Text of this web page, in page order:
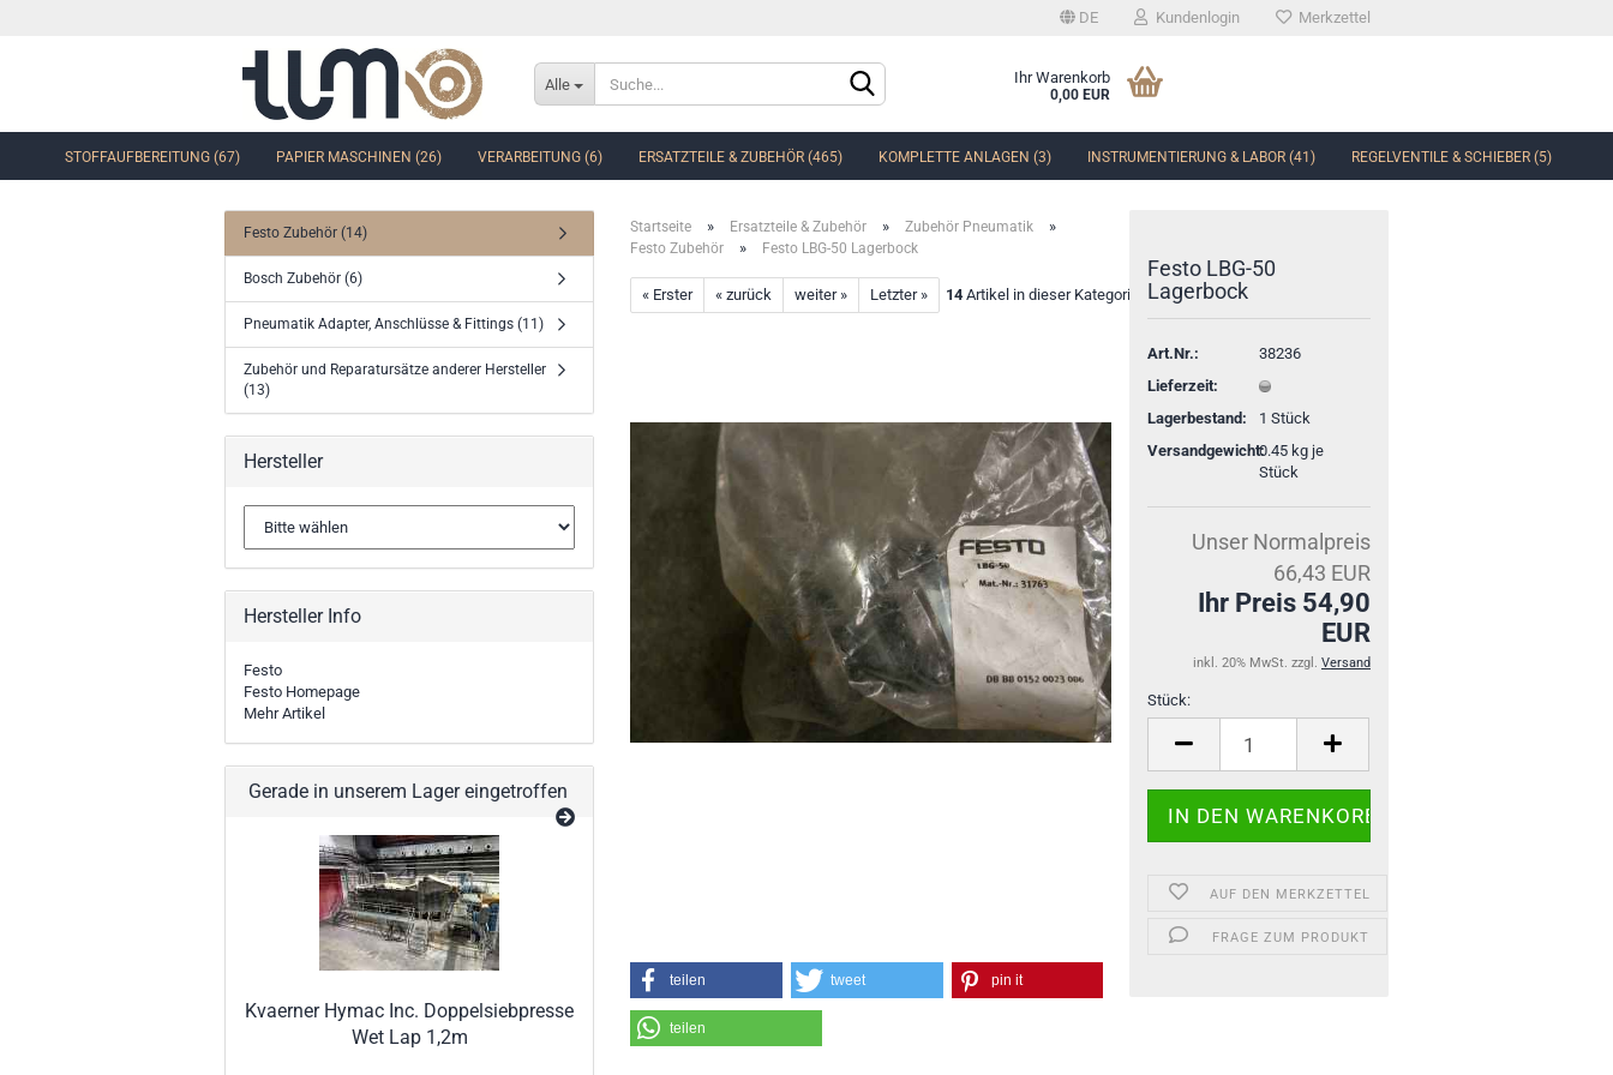
DE
Sprache auswählen
Lieferland
Kundenlogin Merkzettel
Alle Ihr Warenkorb
0,00 EUR
STOFFAUFBEREITUNG (67) PAPIER MASCHINEN (26) VERARBEITUNG (6) ERSATZTEILE & ZUBEHÖR (465) KOMPLETTE ANLAGEN (3) INSTRUMENTIERUNG & LABOR (41) REGELVENTILE & SCHIEBER (5)
Startseite » Ersatzteile & Zubehör » Zubehör Pneumatik »
Festo Zubehör » Festo LBG-50 Lagerbock
« Erster « zurück weiter » Letzter » 14Artikel in dieser Kategorie
Festo LBG-50
Lagerbock
Art.Nr.:
38236
Lieferzeit:
Lagerbestand:
1 Stück
Versandgewicht:0.45kg je
Stück
Unser Normalpreis
66,43 EUR
Ihr Preis 54,90
EUR
inkl. 20% MwSt. zzgl. Versand
Stück:
Stück
AUF DEN MERKZETTEL
FRAGE ZUM PRODUKT
teilen tweet pin it
teilen
Festo Zubehör (14)
Bosch Zubehör (6)
Pneumatik Adapter, Anschlüsse & Fittings (11)
Zubehör und Reparatursätze anderer Hersteller
(13)
Hersteller
Hersteller Info
Festo
Festo Homepage
Mehr Artikel
Gerade in unserem Lager eingetroffen
Kvaerner Hymac Inc. Doppelsiebpresse
Wet Lap 1,2m